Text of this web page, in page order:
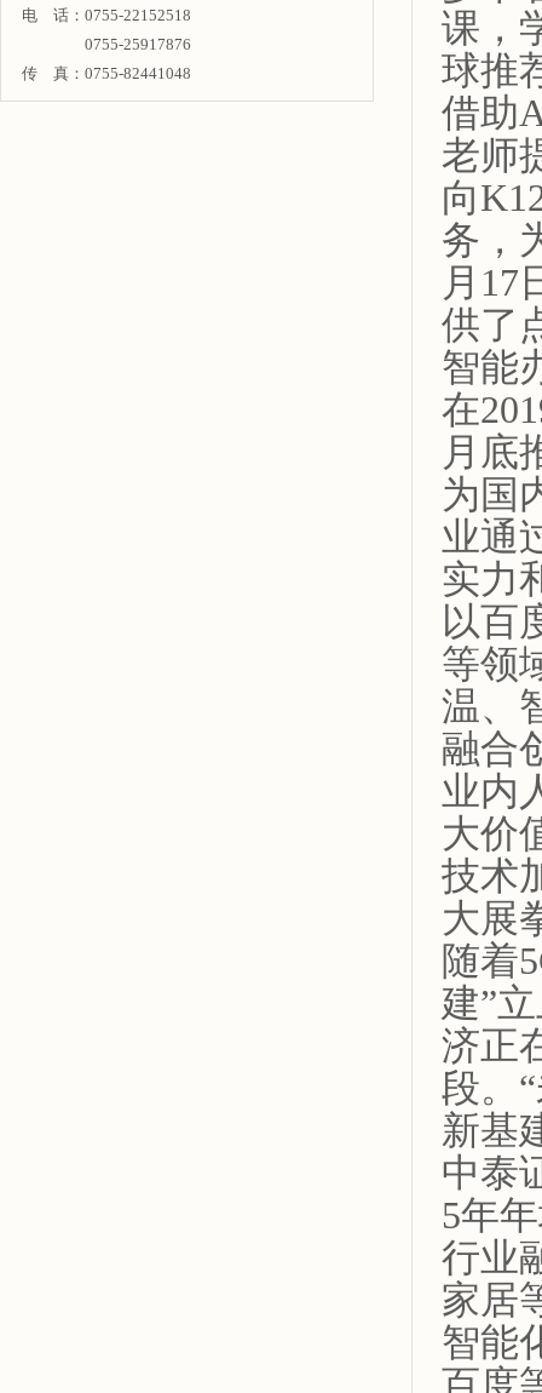
电 话：0755-22152518
0755-25917876
传 真：0755-82441048
课，
球推
借助
老师
向
务，
月17
供了
智能
在
月底
为国
业通
实力
以百
等领
温、
融合
业内
大价
技术
大展
随着
建”
济正
段。
新基
中泰
5年
行业
家居
智能